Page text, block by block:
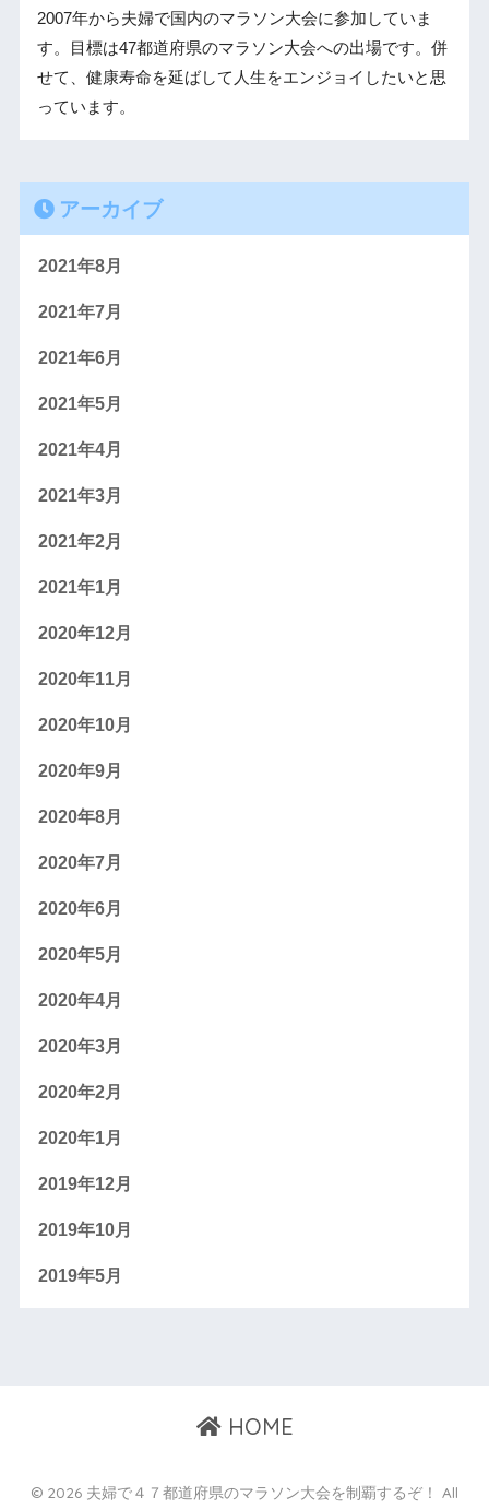
2007年から夫婦で国内のマラソン大会に参加していま
す。目標は47都道府県のマラソン大会への出場です。併
せて、健康寿命を延ばして人生をエンジョイしたいと思
っています。
アーカイブ
2021年8月
2021年7月
2021年6月
2021年5月
2021年4月
2021年3月
2021年2月
2021年1月
2020年12月
2020年11月
2020年10月
2020年9月
2020年8月
2020年7月
2020年6月
2020年5月
2020年4月
2020年3月
2020年2月
2020年1月
2019年12月
2019年10月
2019年5月
HOME
© 2026 夫婦で４７都道府県のマラソン大会を制覇するぞ！ All